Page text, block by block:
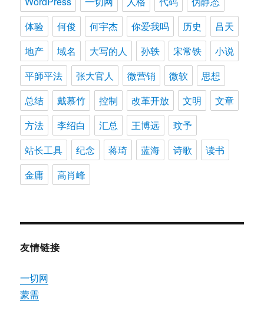
体验
何俊 何宇杰 你爱我吗 历史
吕天
地产
域名 大写的人 孙轶 宋常铁
小说
平師平法
张大官人 微营销 微软
思想
总结
戴慕竹 控制 改革开放 文明
文章
方法
李绍白 汇总 王博远
玟予
站长工具
纪念 蒋琦 蓝海 诗歌
读书
金庸
高肖峰
友情链接
一切网
蒙需